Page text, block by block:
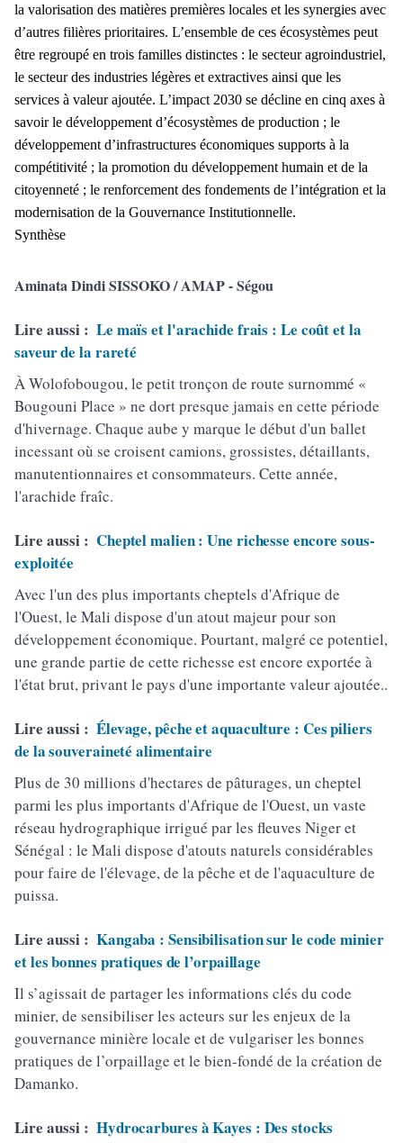
la valorisation des matières premières locales et les synergies avec
d’autres filières prioritaires. L’ensemble de ces écosystèmes peut
être regroupé en trois familles distinctes : le secteur agroindustriel,
le secteur des industries légères et extractives ainsi que les
services à valeur ajoutée. L’impact 2030 se décline en cinq axes à
savoir le développement d’écosystèmes de production ; le
développement d’infrastructures économiques supports à la
compétitivité ; la promotion du développement humain et de la
citoyenneté ; le renforcement des fondements de l’intégration et la
modernisation de la Gouvernance Institutionnelle.
Synthèse
Aminata Dindi SISSOKO / AMAP - Ségou
Lire aussi : Le maïs et l'arachide frais : Le coût et la
saveur de la rareté
À Wolofobougou, le petit tronçon de route surnommé «
Bougouni Place » ne dort presque jamais en cette période
d'hivernage. Chaque aube y marque le début d'un ballet
incessant où se croisent camions, grossistes, détaillants,
manutentionnaires et consommateurs. Cette année,
l'arachide fraîc.
Lire aussi : Cheptel malien : Une richesse encore sous-
exploitée
Avec l'un des plus importants cheptels d'Afrique de
l'Ouest, le Mali dispose d'un atout majeur pour son
développement économique. Pourtant, malgré ce potentiel,
une grande partie de cette richesse est encore exportée à
l'état brut, privant le pays d'une importante valeur ajoutée..
Lire aussi : Élevage, pêche et aquaculture : Ces piliers
de la souveraineté alimentaire
Plus de 30 millions d'hectares de pâturages, un cheptel
parmi les plus importants d'Afrique de l'Ouest, un vaste
réseau hydrographique irrigué par les fleuves Niger et
Sénégal : le Mali dispose d'atouts naturels considérables
pour faire de l'élevage, de la pêche et de l'aquaculture de
puissa.
Lire aussi : Kangaba : Sensibilisation sur le code minier
et les bonnes pratiques de l’orpaillage
Il s’agissait de partager les informations clés du code
minier, de sensibiliser les acteurs sur les enjeux de la
gouvernance minière locale et de vulgariser les bonnes
pratiques de l’orpaillage et le bien-fondé de la création de
Damanko.
Lire aussi : Hydrocarbures à Kayes : Des stocks